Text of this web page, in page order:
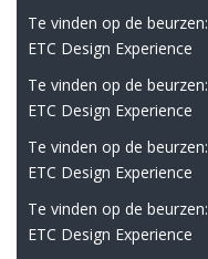
Te vinden op de beurzen:
ETC Design Experience
Te vinden op de beurzen:
ETC Design Experience
Te vinden op de beurzen:
ETC Design Experience
Te vinden op de beurzen:
ETC Design Experience